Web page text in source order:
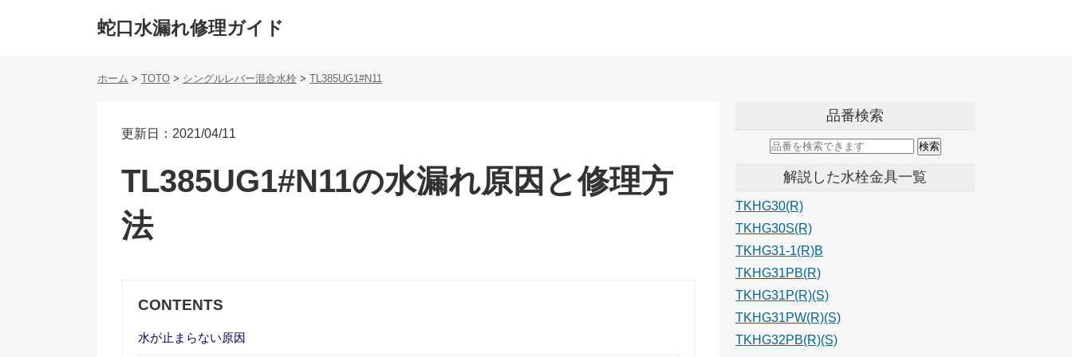
蛇口水漏れ修理ガイド
ホーム > TOTO > シングルレバー混合水栓 > TL385UG1#N11
更新日：2021/04/11
TL385UG1#N11の水漏れ原因と修理方
法
CONTENTS
水が止まらない原因
品番検索
解説した水栓金具一覧
TKHG30(R)
TKHG30S(R)
TKHG31-1(R)B
TKHG31PB(R)
TKHG31P(R)(S)
TKHG31PW(R)(S)
TKHG32PB(R)(S)